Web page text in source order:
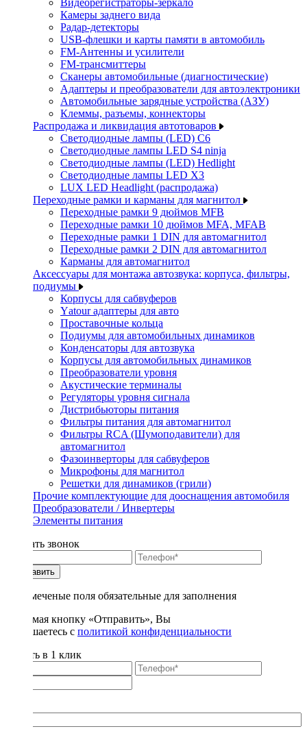
Видеорегистраторы-зеркало
Камеры заднего вида
Радар-детекторы
USB-флешки и карты памяти в автомобиль
FM-Антенны и усилители
FM-трансмиттеры
Сканеры автомобильные (диагностические)
Адаптеры и преобразователи для автоэлектроники
Автомобильные зарядные устройства (АЗУ)
Клеммы, разъемы, коннекторы
Распродажа и ликвидация автотоваров
Светодиодные лампы (LED) C6
Светодиодные лампы LED S4 ninja
Светодиодные лампы (LED) Hedlight
Светодиодные лампы LED X3
LUX LED Headlight (распродажа)
Переходные рамки и карманы для магнитол
Переходные рамки 9 дюймов MFB
Переходные рамки 10 дюймов MFA, MFAB
Переходные рамки 1 DIN для автомагнитол
Переходные рамки 2 DIN для автомагнитол
Карманы для автомагнитол
Аксессуары для монтажа автозвука: корпуса, фильтры,
подиумы
Корпусы для сабвуферов
Yаtour адаптеры для авто
Проставочные кольца
Подиумы для автомобильных динамиков
Конденсаторы для автозвука
Корпусы для автомобильных динамиков
Преобразователи уровня
Акустические терминалы
Регуляторы уровня сигнала
Дистрибьюторы питания
Фильтры питания для автомагнитол
Фильтры RCA (Шумоподавители) для
автомагнитол
Фазоинверторы для сабвуферов
Микрофоны для магнитол
Решетки для динамиков (грили)
Прочие комплектующие для дооснащения автомобиля
Преобразователи / Инвертеры
Элементы питания
Заказать звонок
Отправить
* - отмеченые поля обязательные для заполнения
Нажимая кнопку «Отправить», Вы
соглашаетесь с политикой конфиденциальности
Купить в 1 клик